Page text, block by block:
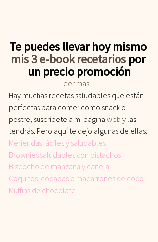
Te puedes llevar hoy mismo
mis 3 e-book recetarios por
un precio promoción
leer mas…
Hay muchas recetas saludables que están
perfectas para comer como snack o
postre, suscríbete a mi pagina web y las
tendrás. Pero aquí te dejo algunas de ellas:
Meriendas fáciles y saludables
Brownies saludables con pistachos
Bizcocho de manzana y canela
Coquitos, cocadas o macarrones de coco
Muffins de chocolate